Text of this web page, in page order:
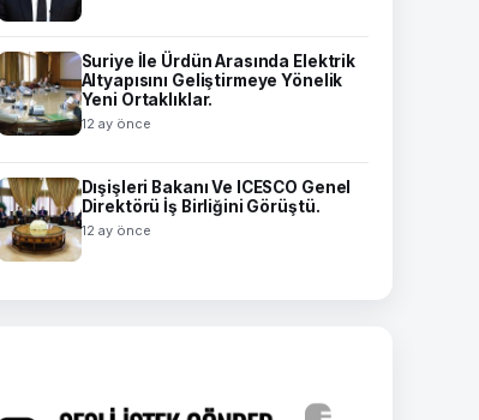
Suriye İle Ürdün Arasında Elektrik
Altyapısını Geliştirmeye Yönelik
Yeni Ortaklıklar.
12 ay önce
Dışişleri Bakanı Ve ICESCO Genel
Direktörü İş Birliğini Görüştü.
12 ay önce